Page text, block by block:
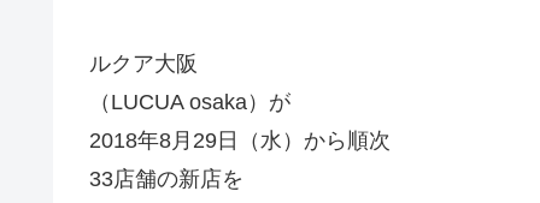
ルクア大阪
（LUCUA osaka）が
2018年8月29日（水）から順次
33店舗の新店を